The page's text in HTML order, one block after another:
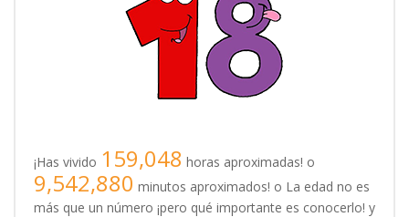
¡Has vivido 159,048 horas aproximadas! o
9,542,880 minutos aproximados! o La edad no es
más que un número ¡pero qué importante es conocerlo! y